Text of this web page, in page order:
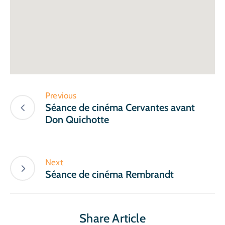
Previous
Séance de cinéma Cervantes avant
Don Quichotte
Next
Séance de cinéma Rembrandt
Share Article